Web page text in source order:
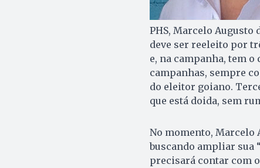
PHS, Marcelo
deve ser reeleito por
e, na campanha, tem
campanhas, sempre
do eleitor goiano.
que está doida, sem
No momento, Marcelo
buscando ampliar sua
precisará contar com o